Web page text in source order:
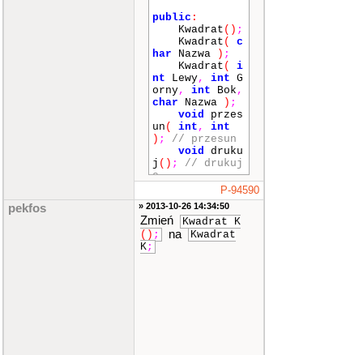
public :
Kwadrat () ;
Kwadrat (
c
har Nazwa ) ;
Kwadrat (
i
nt Lewy, int G
orny, int Bok ,
char Nazwa ) ;
void przes
un ( int ,
int
) ;
// przesun
void druku
j () ;
// drukuj
e
};
Kwadrat::Kwadr
P-94590
pekfos » 2013-10-26 14:34:50
Zmień
Kwadrat K
() ; na
Kwadrat
K;